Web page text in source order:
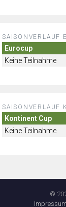
SAISONVERLAUF
Eurocup
Keine Teilnahme
SAISONVERLAUF
Kontinent Cup
Keine Teilnahme
©
Impressum